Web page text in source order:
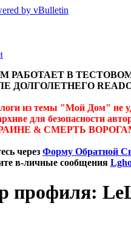
РАБОТАЕТ В
ДОЛГОЛЕТНЕГО
из темы "Мой Дом" не
для безопасности
& СМЕРТЬ
через Форму Обратной
в-личные сообщения
профиля: